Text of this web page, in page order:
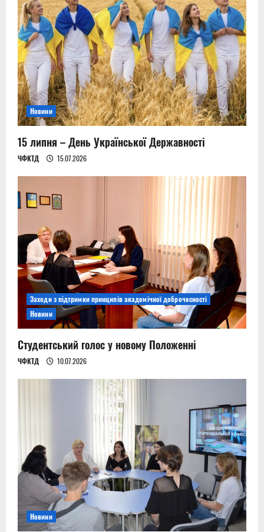
g
a
t
i
o
n
Новини
15 липня – День Української Державності
ЧФКТД 15.07.2026
Заходи з підтримки принципів академічної доброчесності
Новини
Студентський голос у новому Положенні
ЧФКТД 10.07.2026
Новини